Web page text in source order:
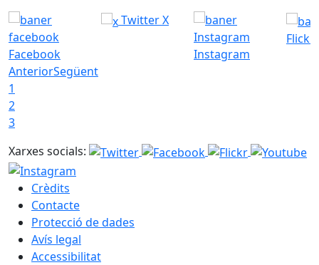
Facebook
Twitter X
Instagram
Flickr
AnteriorSegüent
1
2
3
Xarxes socials:
Crèdits
Contacte
Protecció de dades
Avís legal
Accessibilitat